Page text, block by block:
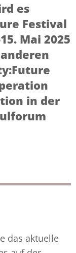
es
Festival
Mai 2025
in der
das aktuelle